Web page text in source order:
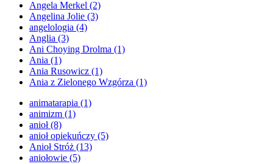
Angela Merkel (2)
Angelina Jolie (3)
angelologia (4)
Anglia (3)
Ani Choying Drolma (1)
Ania (1)
Ania Rusowicz (1)
Ania z Zielonego Wzgórza (1)
animatarapia (1)
animizm (1)
anioł(8)
anioł opiekuńczy (5)
Anioł Stróż (13)
aniołowie (5)